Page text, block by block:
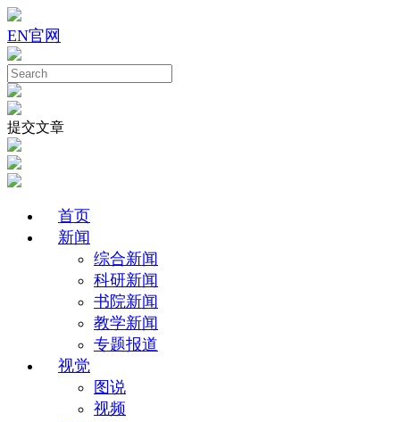
EN官网
提交文章
首页
新闻
综合新闻
科研新闻
书院新闻
教学新闻
专题报道
视觉
图说
视频